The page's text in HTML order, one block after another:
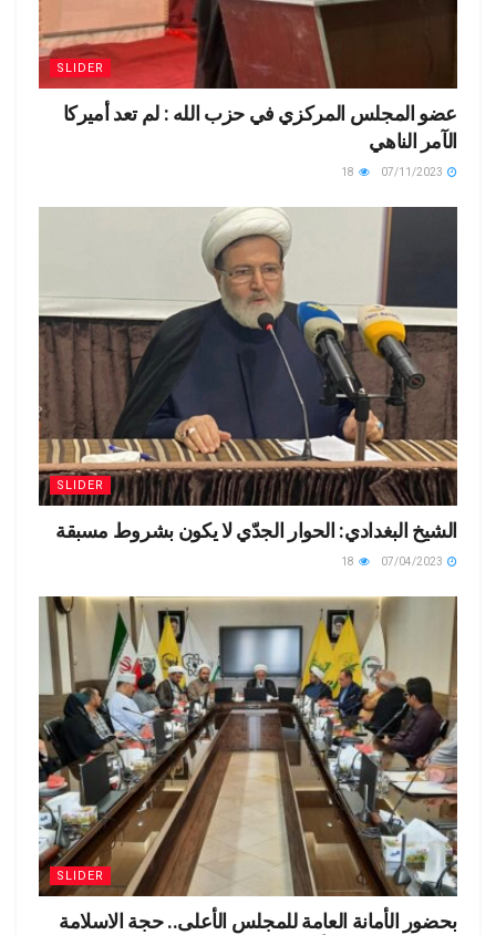
SLIDER
عضو المجلس المركزي في حزب الله : لم تعد أميركا
الآمر الناهي
SLIDER
الشيخ البغدادي: الحوار الجدّي لا يكون بشروط مسبقة
SLIDER
بحضور الأمانة العامة للمجلس الأعلى.. حجة الاسلامة